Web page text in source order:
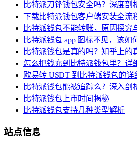
比特派刀锋钱包安全吗？深度剖
下载比特派钱包客户端安装全流
比特派钱包不能转账，原因探究
比特派钱包 app 图标不见，该如
比特派钱包是真的吗？知乎上的
怎么把钱充到比特派钱包里？详
欧易转 USDT 到比特派钱包的详
比特派钱包能被追踪么？深入剖
比特派钱包上市时间揭秘
比特派钱包支持几种类型解析
站点信息